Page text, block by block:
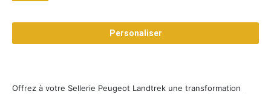
prix :
0,000 د.تPersonaliser
Offrez à votre Sellerie Peugeot Landtrek une transformation